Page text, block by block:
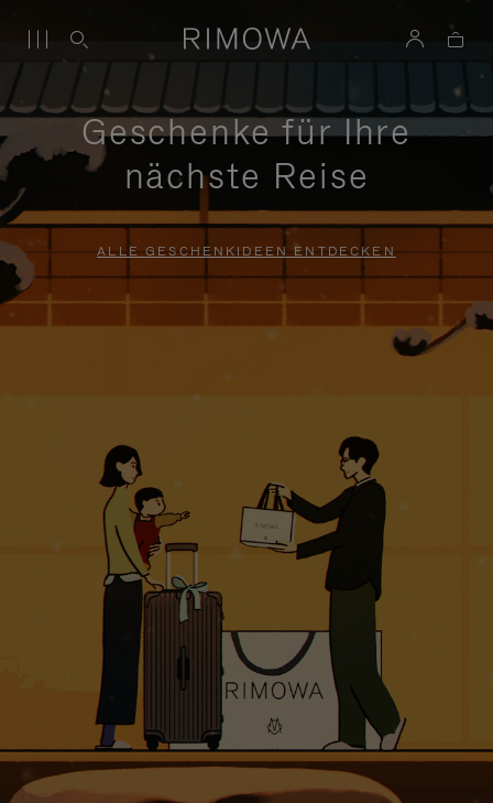
Geschenke für Ihre
nächste Reise
ALLE GESCHENKIDEEN ENTDECKEN